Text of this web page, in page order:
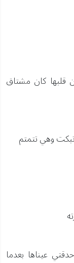
قلبها كان مشتاق
وهي تتمتم
عيناها بعدما